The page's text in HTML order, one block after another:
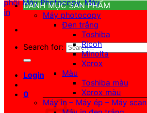
Search for:
Login
0
DANH MỤC SẢN PHẨM
Máy photocopy
Đen trắng
Toshiba
Ricoh
Minolta
Xerox
Màu
Toshiba màu
Xerox màu
Máy in – Máy ép – Máy scan